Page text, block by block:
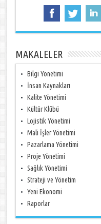
MAKALELER
Bilgi Yönetimi
İnsan Kaynakları
Kalite Yönetimi
Kültür Klübü
Lojistik Yönetimi
Mali İşler Yönetimi
Pazarlama Yönetimi
Proje Yönetimi
Sağlık Yönetimi
Strateji ve Yönetim
Yeni Ekonomi
Raporlar